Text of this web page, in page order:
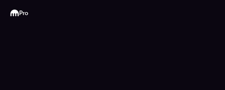
Kraken
Pro